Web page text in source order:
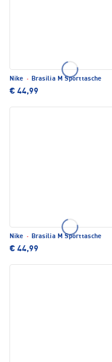
Nike · Brasilia M Sporttasche
€ 44,99
Nike · Brasilia M Sporttasche
€ 44,99